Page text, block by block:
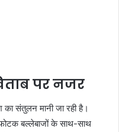
पर नजर
संतुलन मानी जा रही है।
बल्लेबाजों के साथ-साथ